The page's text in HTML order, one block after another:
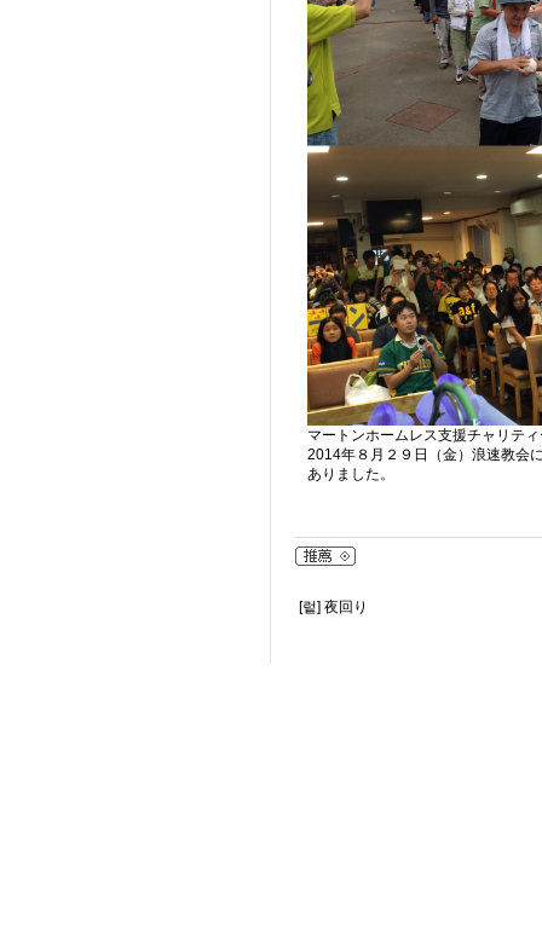
マートンホームレス支援チャリテ
2014年８月２９日（金）浪速教会
ありました。
[렅] 夜回り